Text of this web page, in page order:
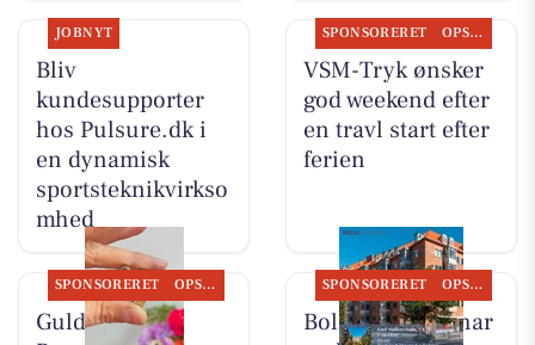
JOBNYT
Bliv
kundesupporter
hos Pulsure.dk i
en dynamisk
sportsteknikvirkso
mhed
SPONSORERET OPSLAGSTAVLEN
VSM-Tryk ønsker
god weekend efter
en travl start efter
ferien
SPONSORERET OPSLAGSTAVLEN
Guldsmed
SPONSORERET OPSLAGSTAVLEN
Bolig Horsens har